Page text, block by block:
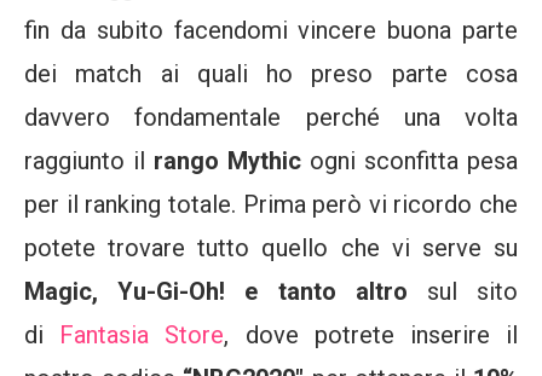
fin da subito facendomi vincere buona parte
dei match ai quali ho preso parte cosa
davvero fondamentale perché una volta
raggiunto il rango Mythic ogni sconfitta pesa
per il ranking totale. Prima però vi ricordo che
potete trovare tutto quello che vi serve su
Magic, Yu-Gi-Oh! e tanto altro sul sito
di Fantasia Store, dove potrete inserire il